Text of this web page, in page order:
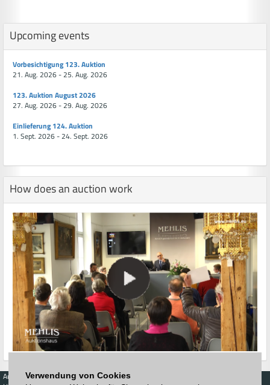
Verwendung von Cookies
Upcoming events
Vorbesichtigung 123. Auktion
21. Aug. 2026 - 25. Aug. 2026
123. Auktion August 2026
27. Aug. 2026 - 29. Aug. 2026
Einlieferung 124. Auktion
1. Sept. 2026 - 24. Sept. 2026
How does an auction work
Auctions
Buy